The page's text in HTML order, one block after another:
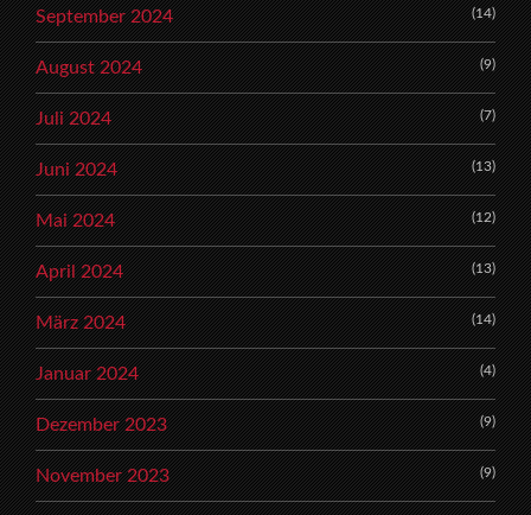
September 2024 (14)
August 2024 (9)
Juli 2024 (7)
Juni 2024 (13)
Mai 2024 (12)
April 2024 (13)
März 2024 (14)
Januar 2024 (4)
Dezember 2023 (9)
November 2023 (9)